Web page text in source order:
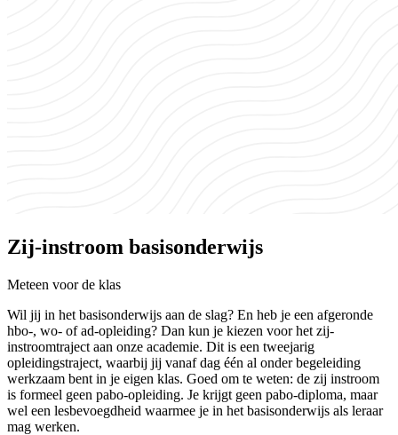
Zij-instroom basisonderwijs
Meteen voor de klas
Wil jij in het basisonderwijs aan de slag? En heb je een afgeronde
hbo-, wo- of ad-opleiding? Dan kun je kiezen voor het zij-
instroomtraject aan onze academie. Dit is een tweejarig
opleidingstraject, waarbij jij vanaf dag één al onder begeleiding
werkzaam bent in je eigen klas. Goed om te weten: de zij instroom
is formeel geen pabo-opleiding. Je krijgt geen pabo-diploma, maar
wel een lesbevoegdheid waarmee je in het basisonderwijs als leraar
mag werken.